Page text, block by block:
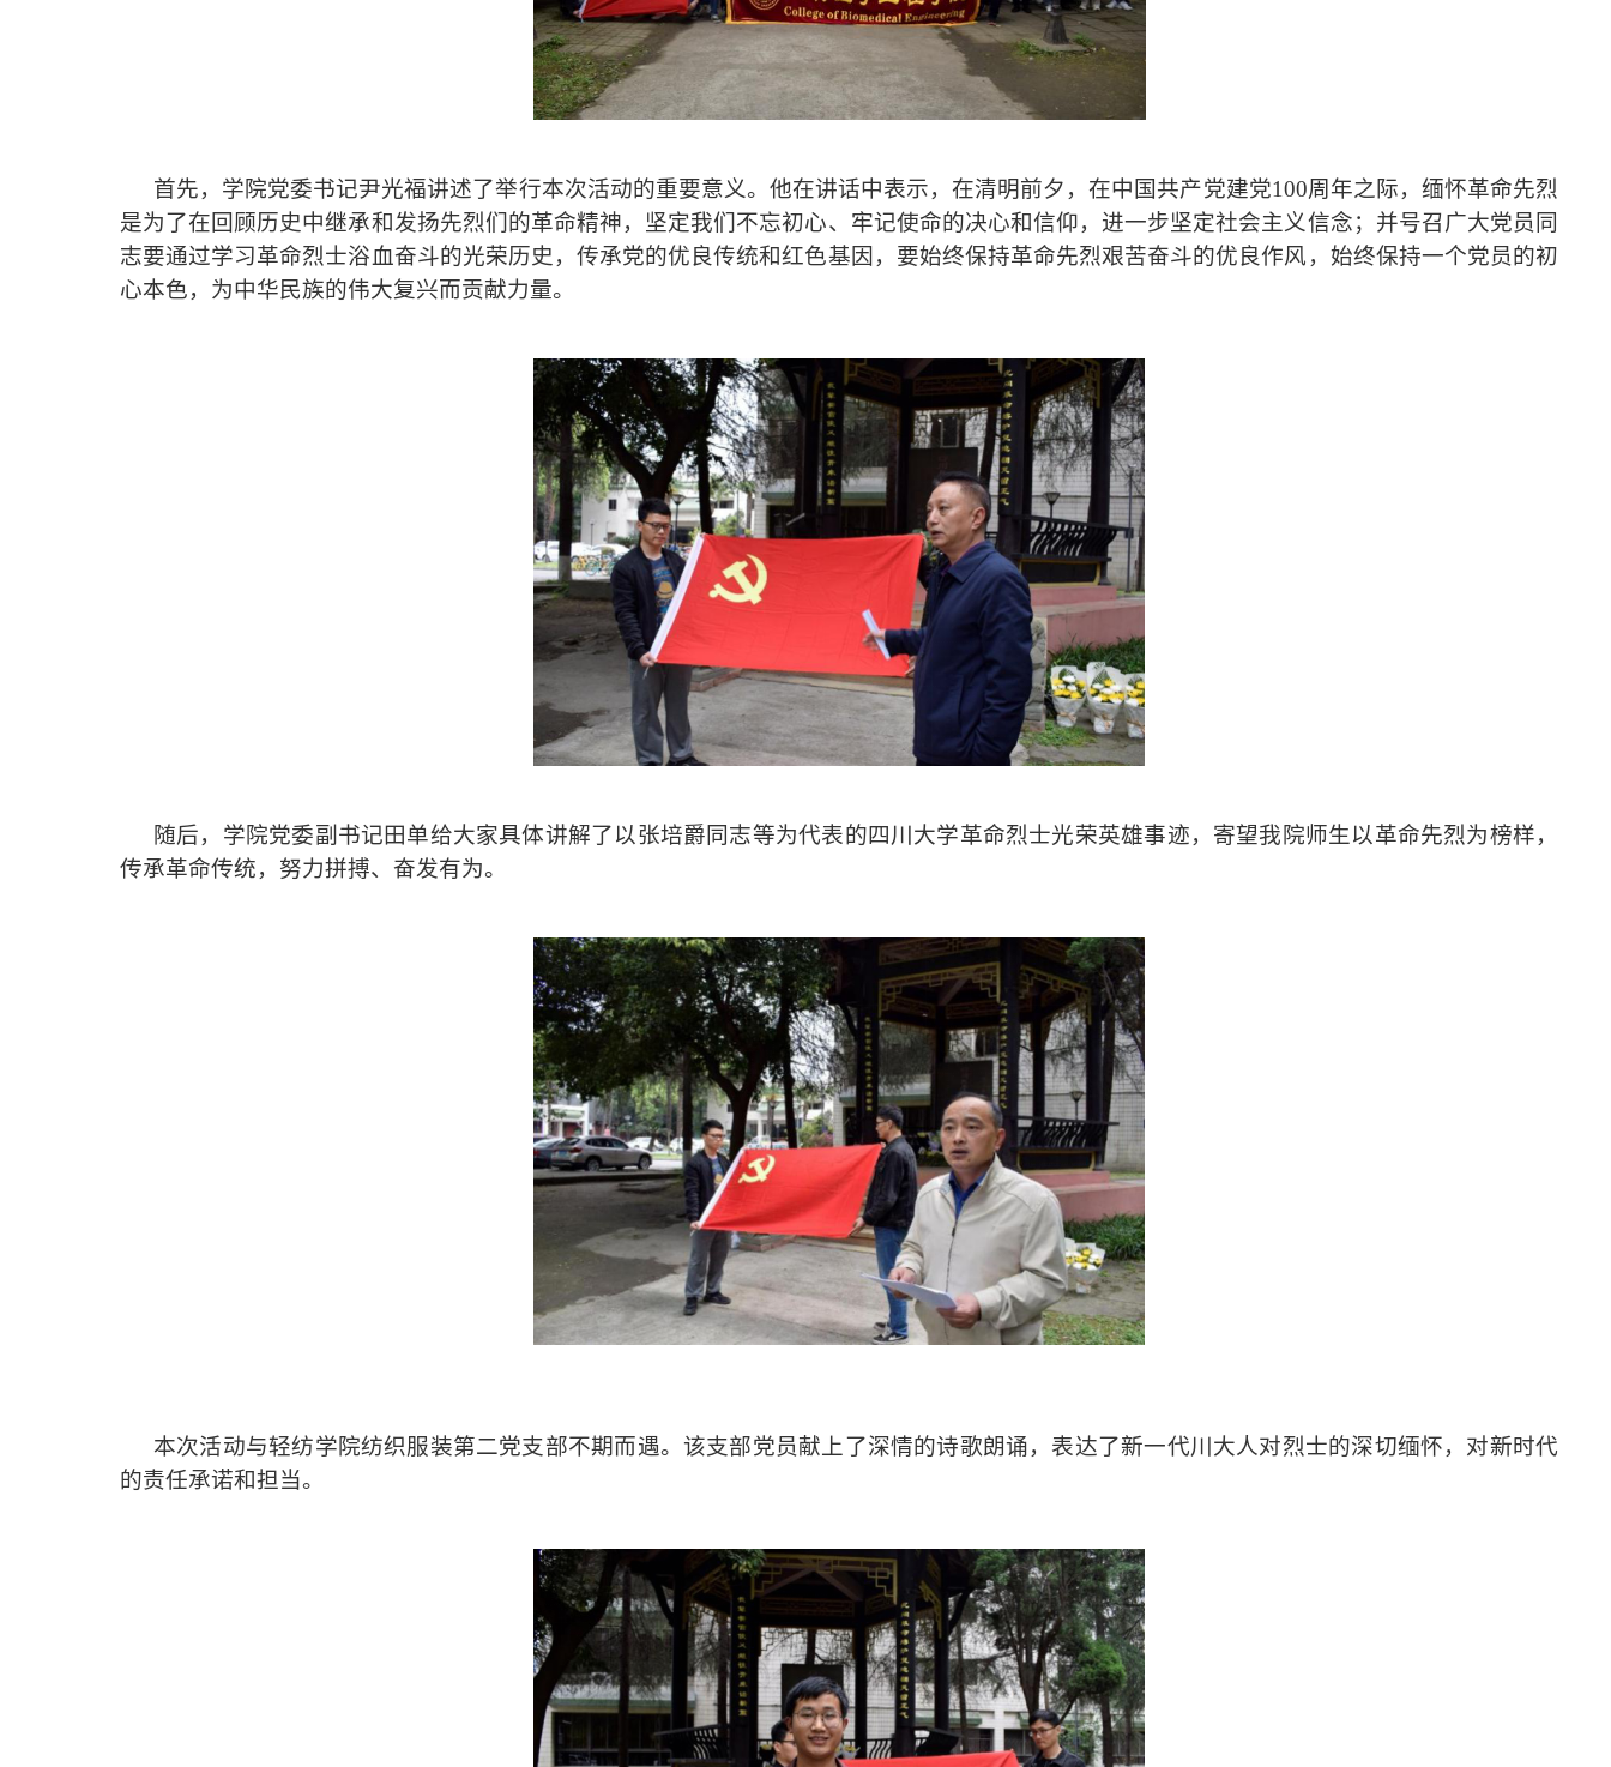
首先，学院党委书记尹光福讲述了举行本次活动的重要意义。他在讲话中表示，在清明前夕，在中国共产党建党100周年之际，缅怀革命先烈
是为了在回顾历史中继承和发扬先烈们的革命精神， 坚定我们不忘初心、牢记使命的决心和信仰， 进一步坚定社会主义信念；并号召广大党员同
志要通过学习革命烈士浴血奋斗的光荣历史，传承党的优良传统和红色基因， 要始终保持革命先烈艰苦奋斗的优良作风，始终保持一个党员的初
心本色，为中华民族的伟大复兴而贡献力量。
随后，学院党委副书记田单给大家具体讲解了以张培爵同志等为代表的四川大学革命烈士光荣英雄事迹， 寄望我院师生以革命先烈为榜样，
传承革命传统，努力拼搏、 奋发有为。
本次活动与轻纺学院纺织服装第二党支部不期而遇。 该支部党员献上了深情的诗歌朗诵，表达了新一代川大人对烈士的深切缅怀，对新时代
的责任承诺和担当。